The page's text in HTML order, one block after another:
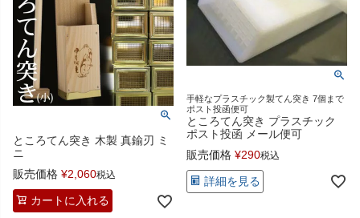
ところてん突き 木製 真鍮刃 ミ
ニ
販売価格 ¥2,060税込
カートに入れる
手軽なプラスチック製てん突き 7個まで
ポスト投函便可
ところてん突き プラスチック
ポスト投函 メール便可
販売価格 ¥290税込
詳細を見る